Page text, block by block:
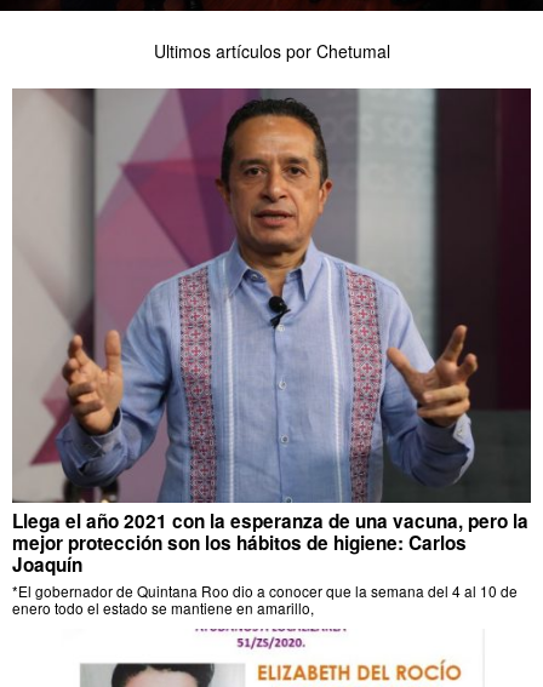
Ultimos artículos por Chetumal
Llega el año 2021 con la esperanza de una vacuna, pero la
mejor protección son los hábitos de higiene: Carlos
Joaquín
*El gobernador de Quintana Roo dio a conocer que la semana del 4 al 10 de
enero todo el estado se mantiene en amarillo,